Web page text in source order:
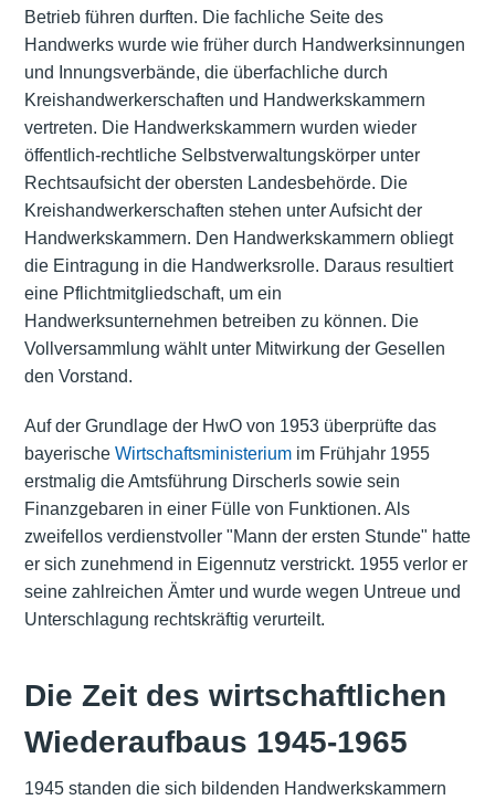
Betrieb führen durften. Die fachliche Seite des
Handwerks wurde wie früher durch Handwerksinnungen
und Innungsverbände, die überfachliche durch
Kreishandwerkerschaften und Handwerkskammern
vertreten. Die Handwerkskammern wurden wieder
öffentlich-rechtliche Selbstverwaltungskörper unter
Rechtsaufsicht der obersten Landesbehörde. Die
Kreishandwerkerschaften stehen unter Aufsicht der
Handwerkskammern. Den Handwerkskammern obliegt
die Eintragung in die Handwerksrolle. Daraus resultiert
eine Pflichtmitgliedschaft, um ein
Handwerksunternehmen betreiben zu können. Die
Vollversammlung wählt unter Mitwirkung der Gesellen
den Vorstand.
Auf der Grundlage der HwO von 1953 überprüfte das
bayerische Wirtschaftsministeriumim Frühjahr 1955
erstmalig die Amtsführung Dirscherls sowie sein
Finanzgebaren in einer Fülle von Funktionen. Als
zweifellos verdienstvoller "Mann der ersten Stunde" hatte
er sich zunehmend in Eigennutz verstrickt. 1955 verlor er
seine zahlreichen Ämter und wurde wegen Untreue und
Unterschlagung rechtskräftig verurteilt.
Die Zeit des wirtschaftlichen
Wiederaufbaus 1945-1965
1945 standen die sich bildenden Handwerkskammern